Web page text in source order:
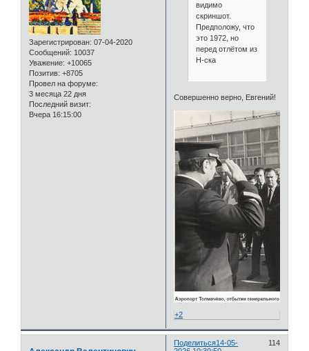
Зарегистрирован: 07-04-2020
Сообщений: 10037
Уважение: +10065
Позитив: +8705
Провел на форуме:
3 месяца 22 дня
Последний визит:
Вчера 16:15:00
видимо
скриншот.
Предположу, что
это 1972, но
перед отлётом из
Н-ска
Совершенно верно, Евгений!
+2
Поделиться 114
14-05-